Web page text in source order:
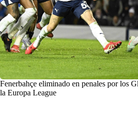
Fenerbahçe eliminado en penales por los
la Europa League